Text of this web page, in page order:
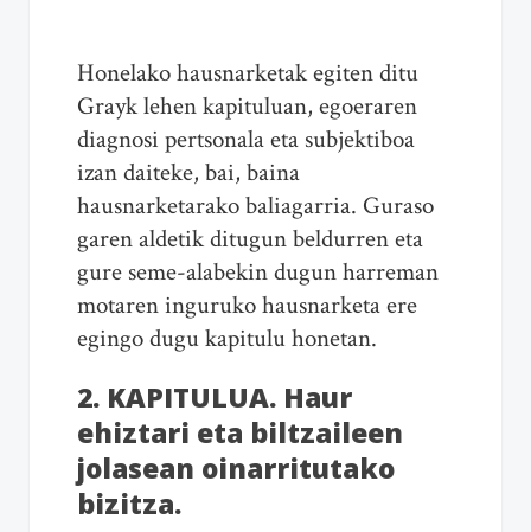
Honelako hausnarketak egiten ditu
Grayk lehen kapituluan, egoeraren
diagnosi pertsonala eta subjektiboa
izan daiteke, bai, baina
hausnarketarako baliagarria. Guraso
garen aldetik ditugun beldurren eta
gure seme-alabekin dugun harreman
motaren inguruko hausnarketa ere
egingo dugu kapitulu honetan.
2. KAPITULUA. Haur
ehiztari eta biltzaileen
jolasean oinarritutako
bizitza.